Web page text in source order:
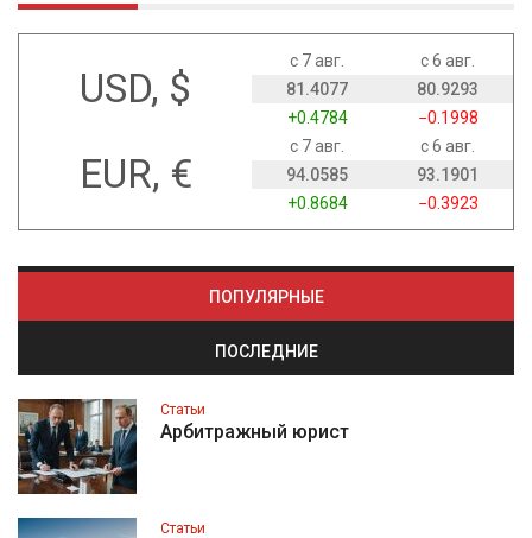
USD, $
с 7 авг.
с 6 авг.
81.4077
80.9293
+0.4784
−0.1998
EUR, €
с 7 авг.
с 6 авг.
94.0585
93.1901
+0.8684
−0.3923
ПОПУЛЯРНЫЕ
ПОСЛЕДНИЕ
Статьи
Арбитражный юрист
Статьи